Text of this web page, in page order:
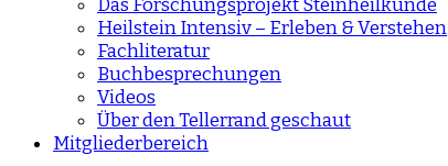
Das Forschungsprojekt Steinheilkunde
Heilstein Intensiv – Erleben & Verstehen
Fachliteratur
Buchbesprechungen
Videos
Über den Tellerrand geschaut
Mitgliederbereich